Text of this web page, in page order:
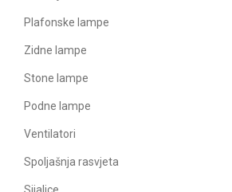
Plafonske lampe
Zidne lampe
Stone lampe
Podne lampe
Ventilatori
Spoljašnja rasvjeta